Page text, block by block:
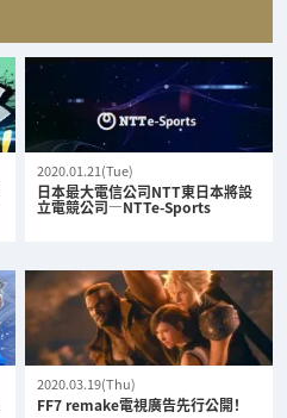
2020.01.21(Tue)
日本最大電信公司NTT東日本將設
立電競公司—NTTe-Sports
2020.03.19(Thu)
FF7 remake電視廣告先行公開！